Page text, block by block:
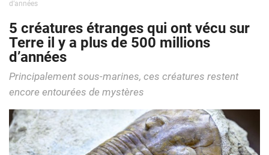
d’années
5 créatures étranges qui ont vécu sur
Terre il y a plus de 500 millions
d’années
Principalement sous-marines, ces créatures restent
encore entourées de mystères